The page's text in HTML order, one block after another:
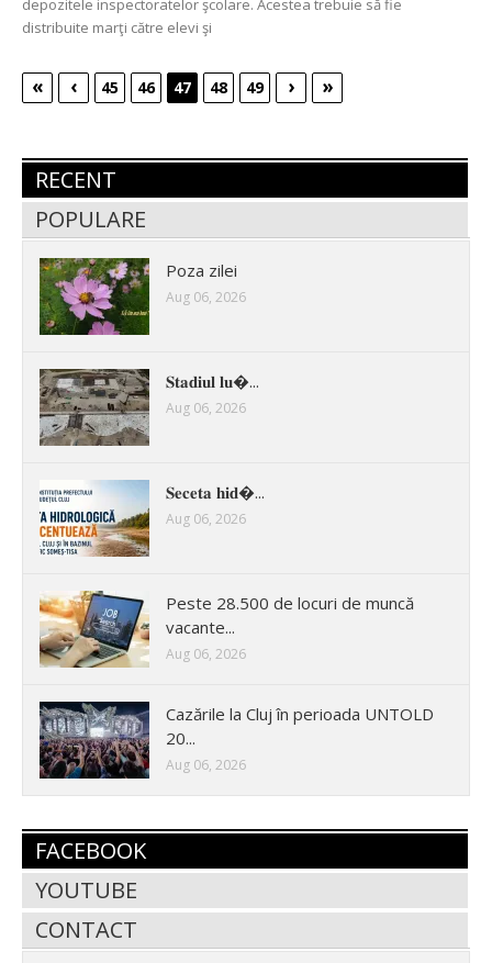
depozitele inspectoratelor şcolare. Acestea trebuie să fie
distribuite marţi către elevi şi
« ‹ 45 46 47 48 49 › »
RECENT
POPULARE
Poza zilei
Aug 06, 2026
𝐒𝐭𝐚𝐝𝐢𝐮𝐥 𝐥𝐮�...
Aug 06, 2026
𝐒𝐞𝐜𝐞𝐭𝐚 𝐡𝐢𝐝�...
Aug 06, 2026
Peste 28.500 de locuri de muncă
vacante...
Aug 06, 2026
Cazările la Cluj în perioada UNTOLD
20...
Aug 06, 2026
FACEBOOK
YOUTUBE
CONTACT